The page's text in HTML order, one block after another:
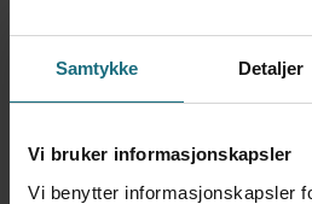
Samtykke Detaljer
Vi bruker informasjonskapsler
Vi benytter informasjonskapsler
1 dag